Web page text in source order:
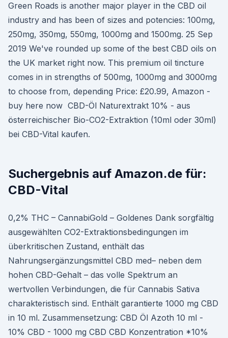
Green Roads is another major player in the CBD oil
industry and has been of sizes and potencies: 100mg,
250mg, 350mg, 550mg, 1000mg and 1500mg. 25 Sep
2019 We've rounded up some of the best CBD oils on
the UK market right now. This premium oil tincture
comes in in strengths of 500mg, 1000mg and 3000mg
to choose from, depending Price: £20.99, Amazon -
buy here now CBD-Öl Naturextrakt 10% - aus
österreichischer Bio-CO2-Extraktion (10ml oder 30ml)
bei CBD-Vital kaufen.
Suchergebnis auf Amazon.de für:
CBD-Vital
0,2% THC – CannabiGold – Goldenes Dank sorgfältig
ausgewählten CO2-Extraktionsbedingungen im
überkritischen Zustand, enthält das
Nahrungsergänzungsmittel CBD med– neben dem
hohen CBD-Gehalt – das volle Spektrum an
wertvollen Verbindungen, die für Cannabis Sativa
charakteristisch sind. Enthält garantierte 1000 mg CBD
in 10 ml. Zusammensetzung: CBD Öl Azoth 10 ml -
10% CBD - 1000 mg CBD CBD Konzentration *10%